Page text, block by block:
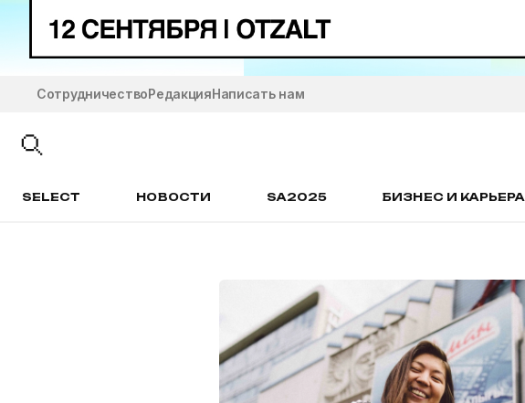
СотрудничествоРедакцияНаписать нам
SELECT НОВОСТИ SA2025 БИЗНЕС И КАРЬЕРА